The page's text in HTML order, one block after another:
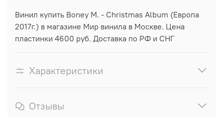
Винил купить Boney M. - Christmas Album (Европа
2017г.) в магазине Мир винила в Москве. Цена
пластинки 4600 руб. Доставка по РФ и СНГ
Характеристики
Отзывы